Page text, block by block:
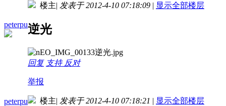
peterpu
楼主| 发表于 2012-4-10 07:18:09 | 显示全部楼层
逆光
回复 支持 反对
举报
peterpu 楼主| 发表于 2012-4-10 07:18:21 | 显示全部楼层